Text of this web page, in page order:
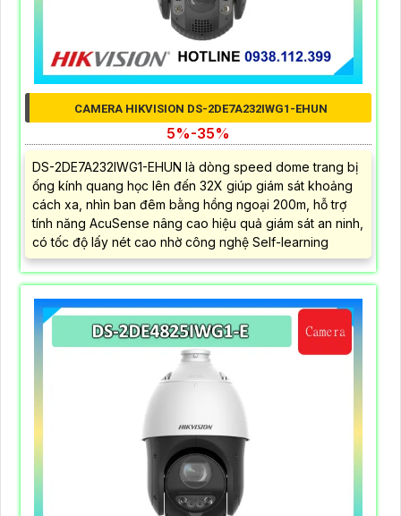
CAMERA HIKVISION DS-2DE7A232IWG1-EHUN
5%-35%
DS-2DE7A232IWG1-EHUN là dòng speed dome trang bị
ống kính quang học lên đến 32X giúp giám sát khoảng
cách xa, nhìn ban đêm bằng hồng ngoại 200m, hỗ trợ
tính năng AcuSense nâng cao hiệu quả giám sát an ninh,
có tốc độ lấy nét cao nhờ công nghệ Self-learning